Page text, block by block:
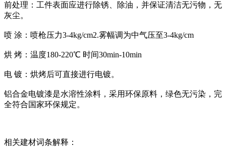
前处理：工件表面应进行除锈、除油，并保证清洁无污物，无
灰尘。
喷 涂：喷枪压力3-4kg/cm2.雾幅调为中气压至3-4kg/cm
烘 烤：温度180-220℃ 时间30min-10min
电 镀：烘烤后可直接进行电镀。
铝合金电镀漆是水溶性涂料，采用环保原料，绿色无污染，完
全符合国家环保规定。
相关建材词条解释：